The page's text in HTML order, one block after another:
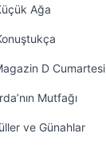
Ağa
D Cumartesi
Mutfağı
ve Günahlar